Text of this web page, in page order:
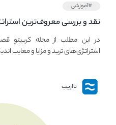
#آموزشی
نقد و بررسی معروف‌ترین
استراتژی های مهم ترید در بازار
در این مطلب از مجله کریپتو
استراتژی‌های ترید و مزایا و معایب
نااریب